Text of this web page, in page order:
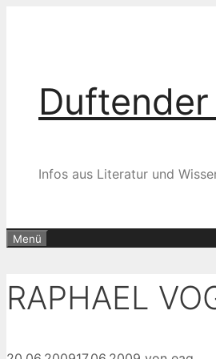
Infos aus Literatur und
Menü
RAPHAEL